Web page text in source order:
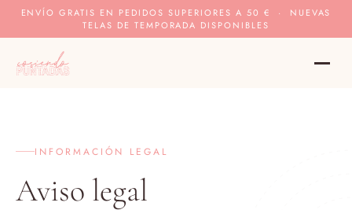
ENVÍO GRATIS EN PEDIDOS SUPERIORES A 50 € · NUEVAS
TELAS DE TEMPORADA DISPONIBLES
INFORMACIÓN LEGAL
Aviso legal